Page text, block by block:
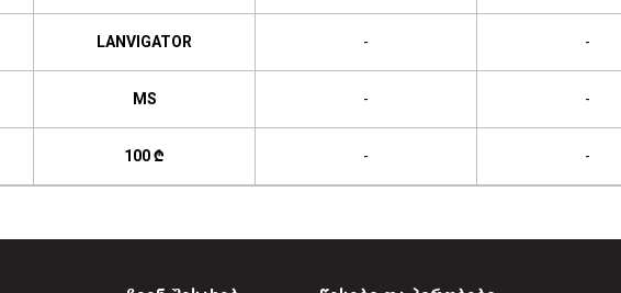
LANVIGATOR - -
MS - -
100 ₾ - -